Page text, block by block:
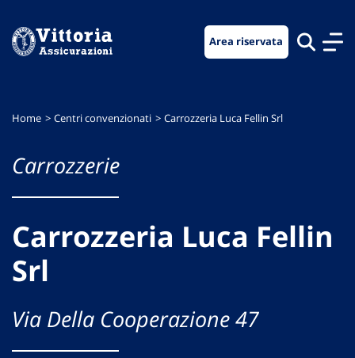
menu
contenuto
footer
Area riservata
Home Centri convenzionati Carrozzeria Luca Fellin Srl
Carrozzerie
Carrozzeria Luca Fellin
Srl
Via Della Cooperazione 47